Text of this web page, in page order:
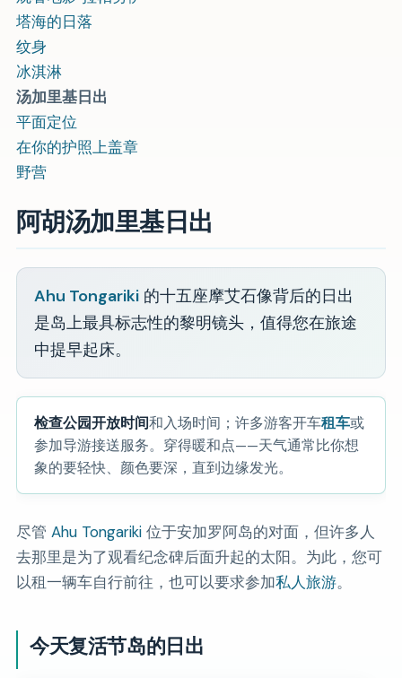
塔海的日落
纹身
冰淇淋
汤加里基日出
平面定位
在你的护照上盖章
野营
阿胡汤加里基日出
Ahu Tongariki 的十五座摩艾石像背后的日出
是岛上最具标志性的黎明镜头，值得您在旅途
中提早起床。
检查公园开放时间和入场时间；许多游客开车租车或
参加导游接送服务。穿得暖和点——天气通常比你想
象的要轻快、颜色要深，直到边缘发光。
尽管 Ahu Tongariki位于安加罗阿岛的对面，但许多人
去那里是为了观看纪念碑后面升起的太阳。为此，您可
以租一辆车自行前往，也可以要求参加私人旅游。
今天复活节岛的日出